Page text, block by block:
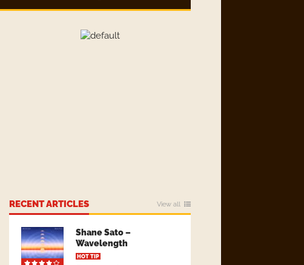
RECENT ARTICLES View all
Shane Sato –
Wavelength
HOT TIP